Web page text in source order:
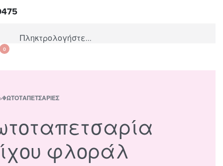
0
›ΦΩΤΟΤΑΠΕΤΣΑΡΊΕΣ
φλοράλ